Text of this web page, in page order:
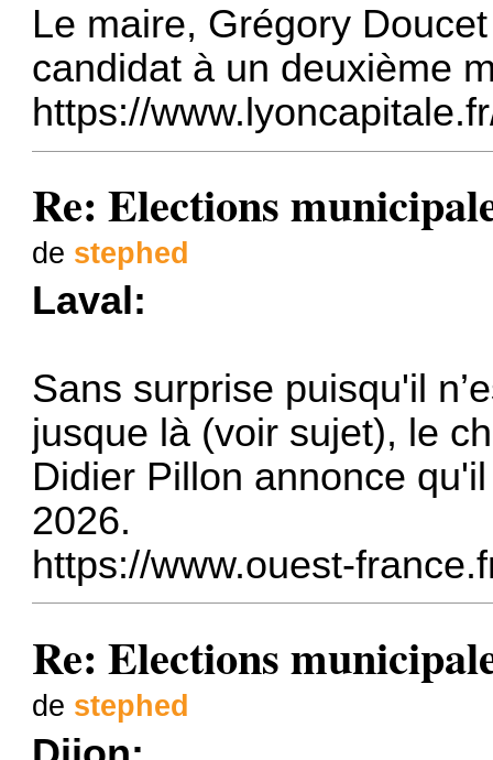
Le maire, Grégory
candidat à un deuxième
https://
Re: Elections
de stephed
Laval:
Sans surprise puisqu'il
jusque là (voir sujet), le
Didier Pillon annonce
2026.
https://www.ouest-
Re: Elections
de stephed